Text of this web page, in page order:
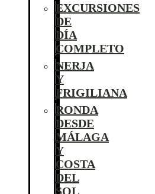
EXCURSIONES
DE
DÍA
COMPLETO
NERJA
Y
FRIGILIANA
RONDA
DESDE
MÁLAGA
Y
COSTA
DEL
SOL